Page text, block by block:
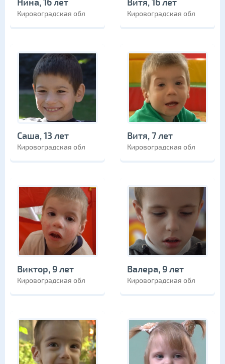
Нина, 16 лет
Кировоградская обл
Витя, 16 лет
Кировоградская обл
Саша, 13 лет
Кировоградская обл
Витя, 7 лет
Кировоградская обл
Виктор, 9 лет
Кировоградская обл
Валера, 9 лет
Кировоградская обл